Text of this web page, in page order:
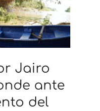
Jairo
ante
del